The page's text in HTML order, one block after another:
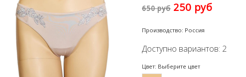
650 руб250 руб
Производство: Россия
Доступно вариантов: 2
Цвет: Выберите цвет